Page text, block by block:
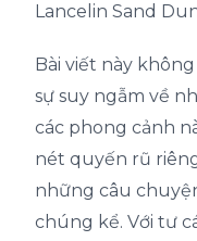
Lancelin Sand
Bài viết này
sự suy ngẫm về
các phong cảnh
nét quyến rũ
những câu
chúng kể. Với tư